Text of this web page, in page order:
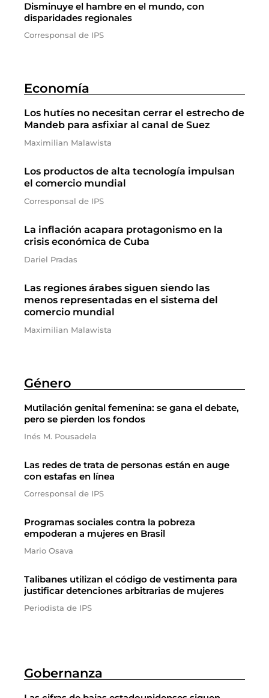
Disminuye el hambre en el mundo, con
disparidades regionales
Corresponsal de IPS
Economía
Los hutíes no necesitan cerrar el estrecho de
Mandeb para asfixiar al canal de Suez
Maximilian Malawista
Los productos de alta tecnología impulsan
el comercio mundial
Corresponsal de IPS
La inflación acapara protagonismo en la
crisis económica de Cuba
Dariel Pradas
Las regiones árabes siguen siendo las
menos representadas en el sistema del
comercio mundial
Maximilian Malawista
Género
Mutilación genital femenina: se gana el debate,
pero se pierden los fondos
Inés M. Pousadela
Las redes de trata de personas están en auge
con estafas en línea
Corresponsal de IPS
Programas sociales contra la pobreza
empoderan a mujeres en Brasil
Mario Osava
Talibanes utilizan el código de vestimenta para
justificar detenciones arbitrarias de mujeres
Periodista de IPS
Gobernanza